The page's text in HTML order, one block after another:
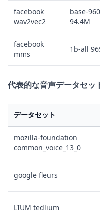
facebook
wav2vec2
base-
94.4M
facebook
mms
1b-all
代表的な音声データセッ
データセット
mozilla-foundation
common_voice_13_0
google fleurs
LIUM tedlium